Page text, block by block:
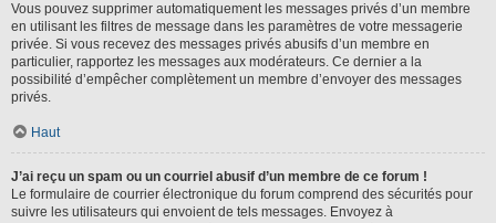
Vous pouvez supprimer automatiquement les messages privés d’un membre
en utilisant les filtres de message dans les paramètres de votre messagerie
privée. Si vous recevez des messages privés abusifs d’un membre en
particulier, rapportez les messages aux modérateurs. Ce dernier a la
possibilité d’empêcher complètement un membre d’envoyer des messages
privés.
Haut
J’ai reçu un spam ou un courriel abusif d’un membre de ce forum !
Le formulaire de courrier électronique du forum comprend des sécurités pour
suivre les utilisateurs qui envoient de tels messages. Envoyez à